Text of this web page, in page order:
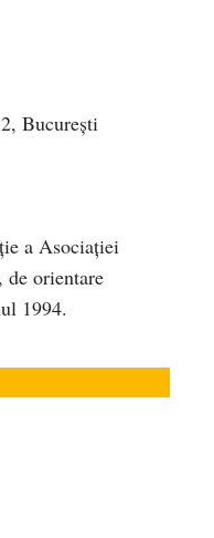
București
a Asociaţiei
de orientare
1994.